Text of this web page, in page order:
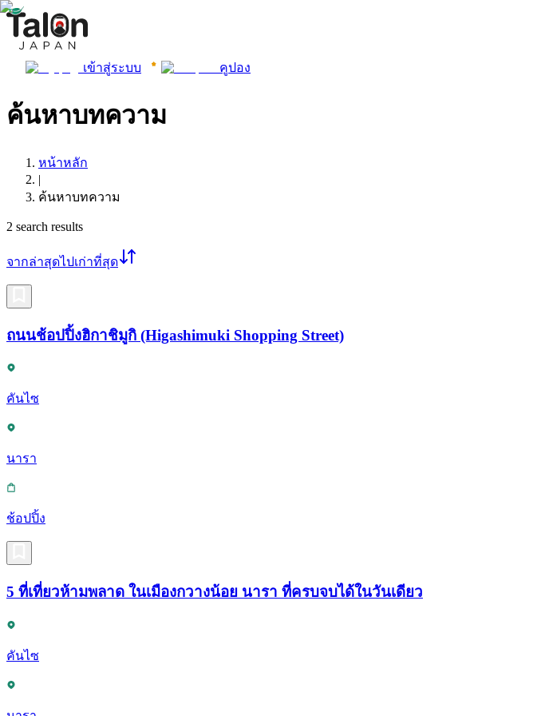
เข้าสู่ระบบ คูปอง
ค้นหาบทความ
หน้าหลัก
|
ค้นหาบทความ
2 search results
จากล่าสุดไปเก่าที่สุด
ถนนช้อปปิ้งฮิกาชิมูกิ (Higashimuki Shopping Street)
คันไซ
นารา
ช้อปปิ้ง
5 ที่เที่ยวห้ามพลาด ในเมืองกวางน้อย นารา ที่ครบจบได้ในวันเดียว
คันไซ